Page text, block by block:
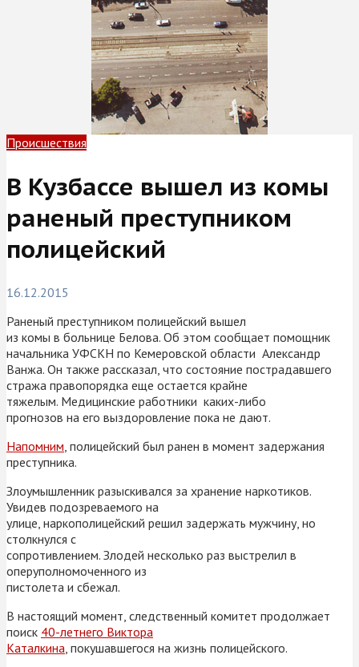
Происшествия
В Кузбассе вышел из комы
раненый преступником
полицейский
16.12.2015
Раненый преступником полицейский вышел
из комы в больнице Белова. Об этом сообщает помощник
начальника УФСКН по Кемеровской области Александр
Ванжа. Он также рассказал, что состояние пострадавшего
стража правопорядка еще остается крайне
тяжелым. Медицинские работники каких-либо
прогнозов на его выздоровление пока не дают.
Напомним , полицейский был ранен в момент задержания
преступника.
Злоумышленник разыскивался за хранение наркотиков.
Увидев подозреваемого на
улице, наркополицейский решил задержать мужчину, но
столкнулся с
сопротивлением. Злодей несколько раз выстрелил в
оперуполномоченного из
пистолета и сбежал.
В настоящий момент, следственный комитет продолжает
поиск 40-летнего Виктора
Каталкина , покушавшегося на жизнь полицейского.